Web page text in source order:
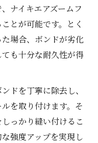
ナイキエアズームフ
とが可能です。とく
場合、ボンドが劣化
も十分な耐久性が得
ドを丁寧に除去し、
を取り付けます。そ
っかり縫い付けるこ
強度アップを実現し